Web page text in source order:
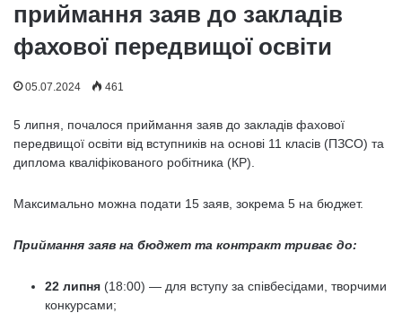
приймання заяв до закладів
фахової передвищої освіти
05.07.2024 461
5 липня, почалося приймання заяв до закладів фахової
передвищої освіти від вступників на основі 11 класів (ПЗСО) та
диплома кваліфікованого робітника (КР).
Максимально можна подати 15 заяв, зокрема 5 на бюджет.
Приймання заяв на бюджет та контракт триває до:
22 липня (18:00) — для вступу за співбесідами, творчими
конкурсами;